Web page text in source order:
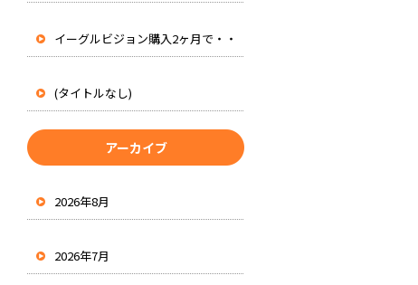
イーグルビジョン購入2ヶ月で・・
(タイトルなし)
アーカイブ
2026年8月
2026年7月